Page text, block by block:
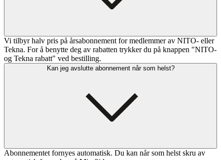
Vi tilbyr halv pris på årsabonnement for medlemmer av NITO- eller
Tekna. For å benytte deg av rabatten trykker du på knappen "NITO-
og Tekna rabatt" ved bestilling.
Kan jeg avslutte abonnement når som helst?
Abonnementet fornyes automatisk. Du kan når som helst skru av